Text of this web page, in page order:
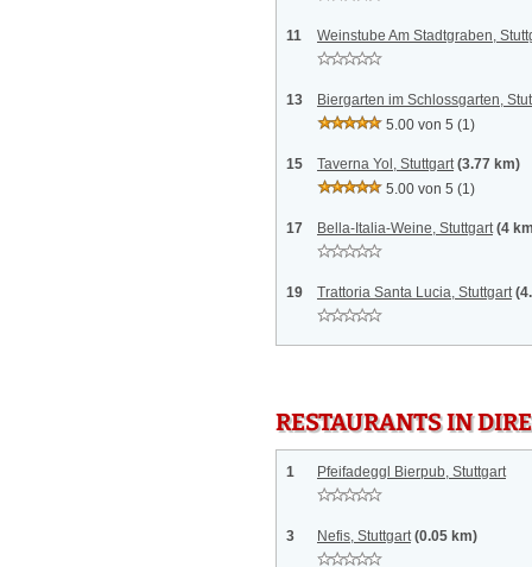
11 Weinstube Am Stadtgraben,
13
Biergarten im Schlossgarten,
5.00 von 5 (1)
15 Taverna Yol, Stuttgart (3.77 km)
5.00 von 5 (1)
17 Bella-Italia-Weine, Stuttgart (4
19 Trattoria Santa Lucia, Stuttgart
RESTAURANTS IN
1 Pfeifadeggl Bierpub, Stuttgart
3 Nefis, Stuttgart (0.05 km)